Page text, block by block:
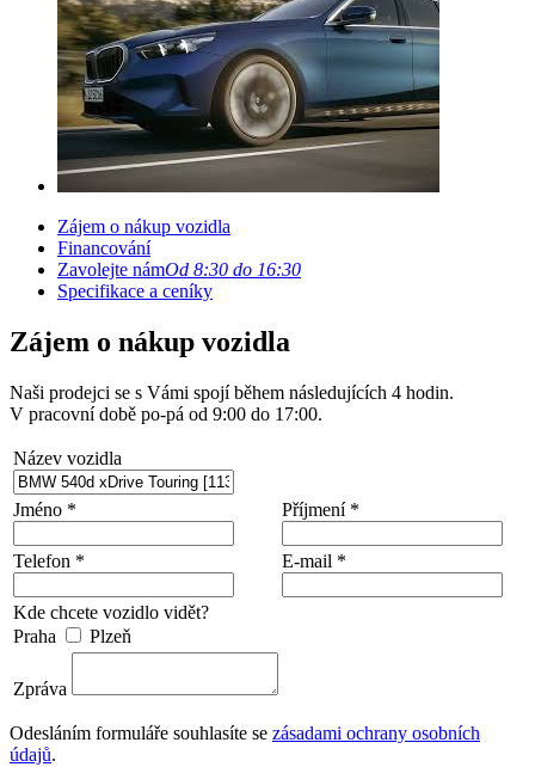
Zájem o nákup vozidla
Financování
Zavolejte námOd 8:30 do 16:30
Specifikace a ceníky
Zájem o nákup vozidla
Naši prodejci se s Vámi spojí během následujících 4 hodin.
V pracovní době po-pá od 9:00 do 17:00.
Název vozidla
Jméno * Příjmení *
Telefon * E-mail *
Kde chcete vozidlo vidět?
Praha
Plzeň
Zpráva
Odesláním formuláře souhlasíte se zásadami ochrany osobních
údajů.